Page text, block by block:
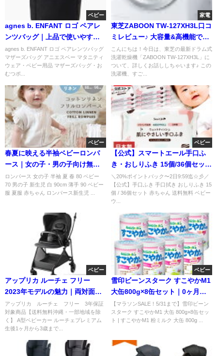
ベビー
agnes b. ENFANT ロゴ ペアレ
ンツバッグ｜上品で使いやすい
マザーズバッグの魅力
agnes b. ENFANT ロゴ ペアレンツバッグ
マザーズバッグ アニエスベー マタニティ
ウェア・ベビー用品 マザーズバッグ・お
むつポ...
家電
東芝ZABOON TW-127XH3L口コ
ミレビュー♪ 大容量&高機能で家
事がラクラク♡
こんにちは！今日は、東芝の最新ドラム式
洗濯乾燥機「ZABOON TW-127XH3L」に
ついて、詳しくお話ししちゃいます♪ この
洗濯機、すご...
ベビー
春夏に映える半袖ベビーロンパ
ース｜女の子・男の子向け無地
で可愛い一枚
ロンパース 女の子 半袖 夏 春 80 ベビー
70 男の子 新生児 白 90cm 薄手 90 ベビー
服 夏服 赤ちゃん ロンパース新生児 ...
ベビー
【公式】スマートエール手口ふ
き・おしりふき 15個/36個セット
｜赤ちゃんにやさしい大容量80
枚
＼20%ポイントバック〜2日9:59迄☆彡／
【公式】手口ふき 手口拭き おしりふき 15
個 / 36個セット 赤ちゃん 送料無料 ベビー
ウ...
ベビー
アップリカ ルーチェ フリー
2023年モデルの魅力｜両対面A
型ベビーカー徹底解説
アップリカ ルーチェ フリー 3年保証
対象商品【送料無料沖縄・一部地域を除
く】 A型ベビーカー ルーチェプレミアム
生後1ヶ月から3歳まで...
ベビー
雪印ビーンスターク すこやかM1
大缶800g×8缶セット｜0ヶ月か
ら安心の粉ミルクまとめ買い
【マラソンSALE！5/31まで】雪印ビーン
スターク すこやかM1 大缶 800g×8缶セッ
ト | すこやかM1 粉ミルク 大缶 800g ...